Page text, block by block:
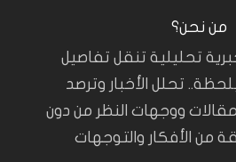
من نحن؟
تحليلية تنقل تفاصيل
تحلل الأخبار وترصد
ووجهات النظر من دون
الأفكار والتوجهات